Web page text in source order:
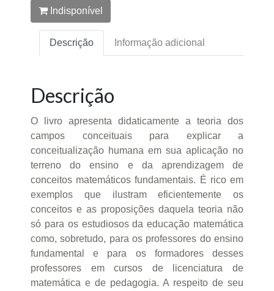
Indisponível
Descrição Informação adicional
Descrição
O livro apresenta didaticamente a teoria dos
campos conceituais para explicar a
conceitualização humana em sua aplicação no
terreno do ensino e da aprendizagem de
conceitos matemáticos fundamentais. É rico em
exemplos que ilustram eficientemente os
conceitos e as proposições daquela teoria não
só para os estudiosos da educação matemática
como, sobretudo, para os professores do ensino
fundamental e para os formadores desses
professores em cursos de licenciatura de
matemática e de pedagogia. A respeito de seu